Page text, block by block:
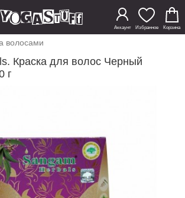
Аккаунт Избранное Корзина
волосами
Краска для волос Черный
г